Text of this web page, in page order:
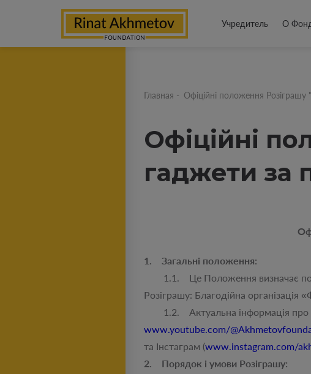
Учредитель О
Главная - Офіційні положення
Офіційні
гаджети за
1. Загальні положення:
1.1. Це Положення визначає
Розіграшу: Благодійна організація
1.2. Актуальна інформація про
www.youtube.com/
та Інстаграм (www.instagram.com/
2. Порядок і умови Розіграшу: